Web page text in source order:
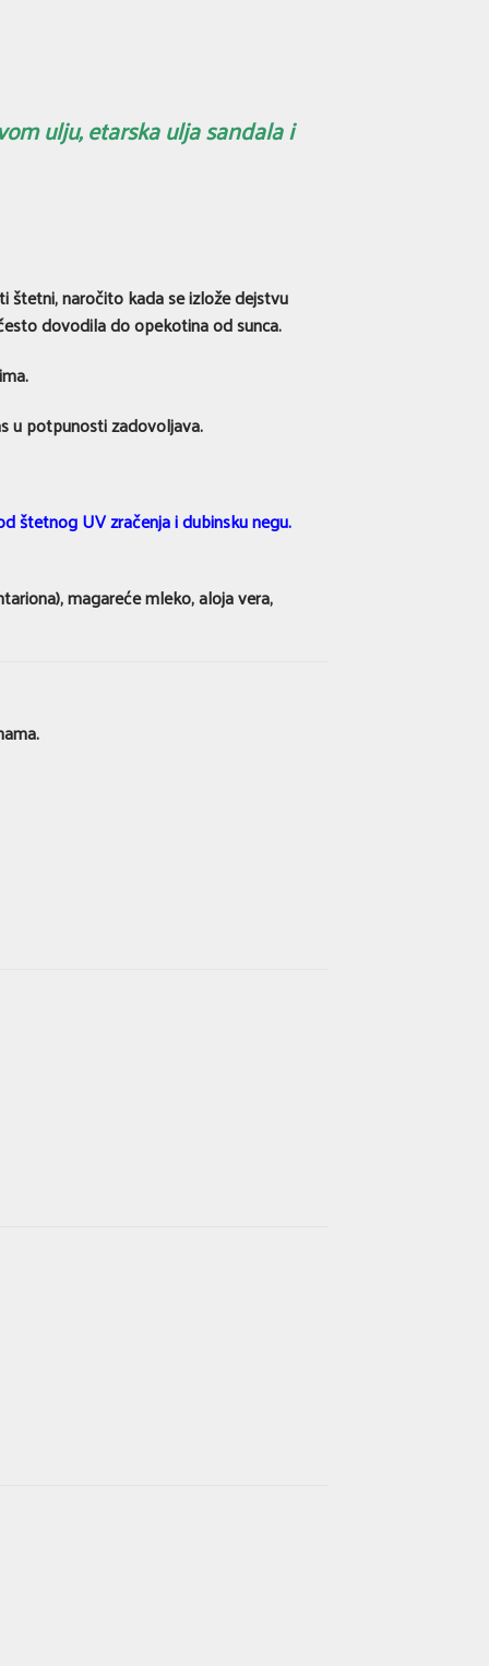
ulju, etarska ulja sandala i
štetni, naročito kada se izlože dejstvu
dovodila do opekotina od sunca.
u potpunosti zadovoljava.
štetnog UV zračenja i dubinsku negu.
magareće mleko, aloja vera,